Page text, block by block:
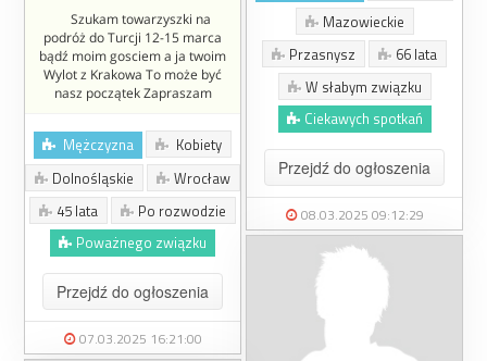
Mazowieckie
Przasnysz
66 lata
W słabym związku
Ciekawych spotkań
Przejdź do ogłoszenia
08.03.2025 09:12:29
Szukam towarzyszki na
podróż do Turcji 12-15 marca
bądź moim gosciem a ja twoim
Wylot z Krakowa To może być
nasz początek Zapraszam
Mężczyzna
Kobiety
Dolnośląskie
Wrocław
45 lata
Po rozwodzie
Poważnego związku
Przejdź do ogłoszenia
07.03.2025 16:21:00